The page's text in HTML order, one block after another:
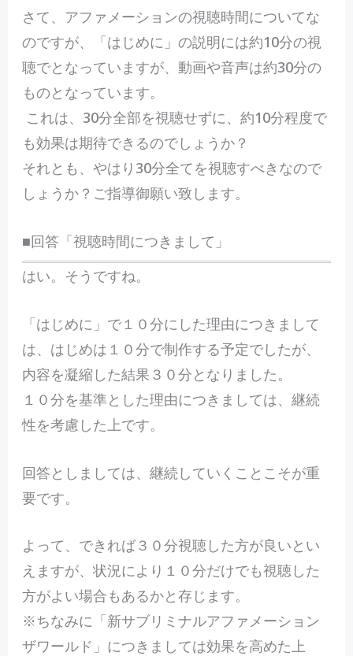
さて、アファメーションの視聴時間についてな
のですが、「はじめに」の説明には約10分の視
聴でとなっていますが、動画や音声は約30分の
ものとなっています。
これは、30分全部を視聴せずに、約10分程度で
も効果は期待できるのでしょうか？
それとも、やはり30分全てを視聴すべきなので
しょうか？ご指導御願い致します。
■回答「視聴時間につきまして」
はい。そうですね。
「はじめに」で１０分にした理由につきまして
は、はじめは１０分で制作する予定でしたが、
内容を凝縮した結果３０分となりました。
１０分を基準とした理由につきましては、継続
性を考慮した上です。
回答としましては、継続していくことこそが重
要です。
よって、できれば３０分視聴した方が良いとい
えますが、状況により１０分だけでも視聴した
方がよい場合もあるかと存じます。
※ちなみに「新サブリミナルアファメーション
ザワールド」につきましては効果を高めた上